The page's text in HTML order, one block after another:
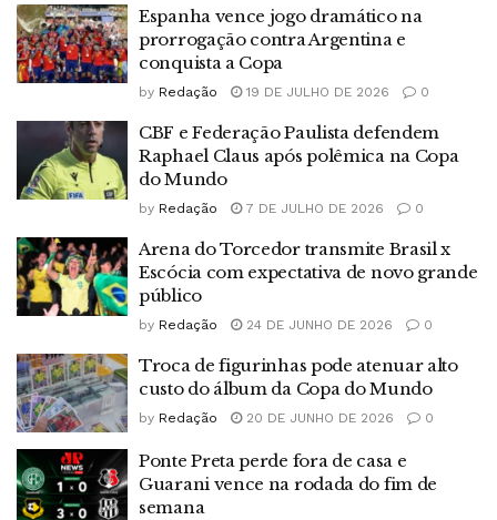
Espanha vence jogo dramático na
prorrogação contra Argentina e
conquista a Copa
by Redação 19 DE JULHO DE 2026 0
CBF e Federação Paulista defendem
Raphael Claus após polêmica na Copa
do Mundo
by Redação 7 DE JULHO DE 2026 0
Arena do Torcedor transmite Brasil x
Escócia com expectativa de novo grande
público
by Redação 24 DE JUNHO DE 2026 0
Troca de figurinhas pode atenuar alto
custo do álbum da Copa do Mundo
by Redação 20 DE JUNHO DE 2026 0
Ponte Preta perde fora de casa e
Guarani vence na rodada do fim de
semana